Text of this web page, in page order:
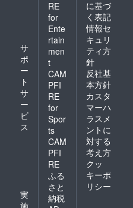
Peeba
FESに
参加し
たい方
は「前
売券」
ターン
を同時
に支援
購入く
ださい
ります
※ 発刊
された
冊子は
鳥取県
内でフ
リー
パーと
して無
料配布
予定で
意点 ・
Peeba
FESの
チケッ
トは付
帯して
ません
サ
ポ
ー
ト
サ
ー
ビ
ス
実
施
RE
for
Ente
rtain
men
t
CAM
PFI
RE
for
Spor
ts
CAM
PFI
RE
ふる
さと
納税
に基づ
く表記
情報セ
キュリ
ティ方
針
反社基
本方針
カスタ
マーハ
ラスメ
ントに
対する
考え方
クッ
キーポ
リシー